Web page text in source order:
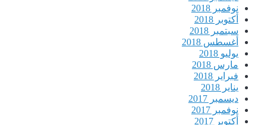
نوفمبر 2018
أكتوبر 2018
سبتمبر 2018
أغسطس 2018
يوليو 2018
مارس 2018
فبراير 2018
يناير 2018
ديسمبر 2017
نوفمبر 2017
أكتوبر 2017